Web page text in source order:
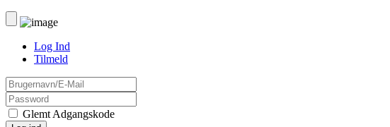
Log Ind
Tilmeld
Glemt Adgangskode